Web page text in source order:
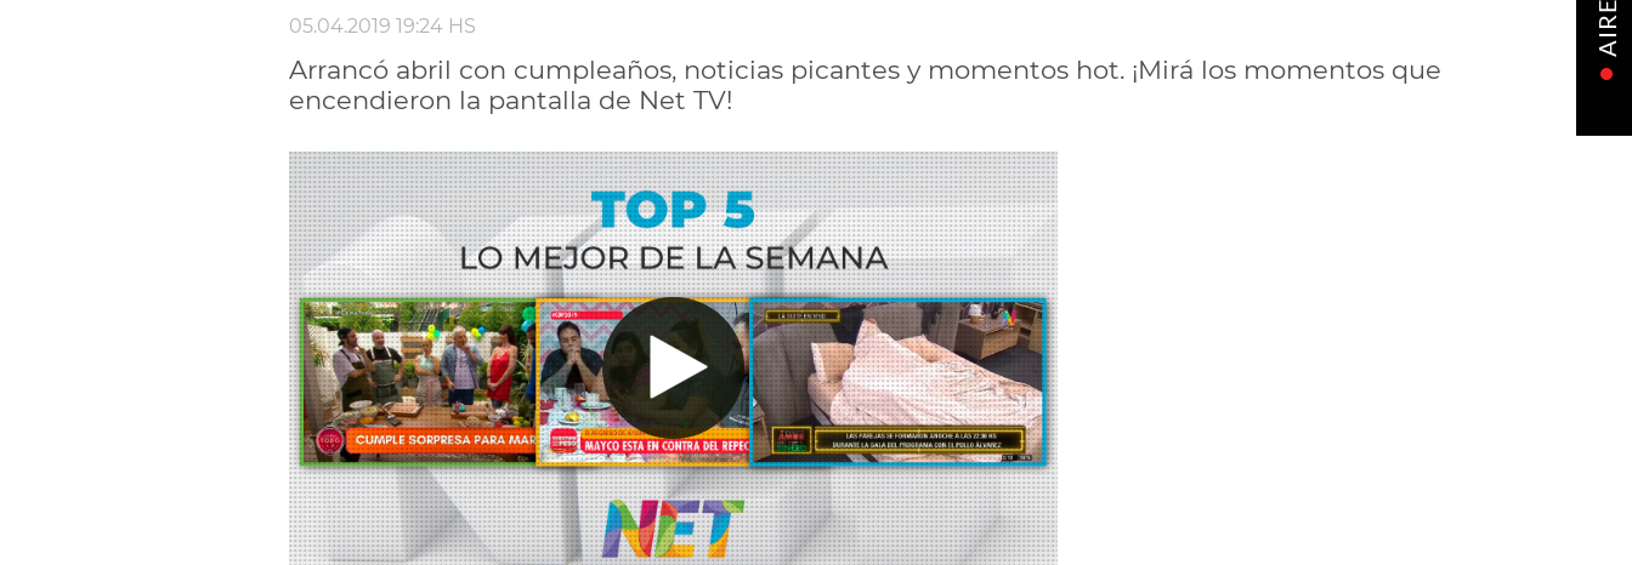
05.04.2019 19:24 HS
Arrancó abril con cumpleaños, noticias picantes y momentos hot. ¡Mirá los momentos que
encendieron la pantalla de Net TV!
AIRE